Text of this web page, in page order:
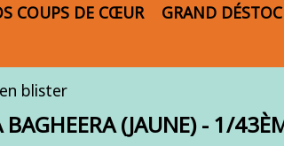
COUPS DE CŒUR
GRAND
blister
(JAUNE) - 1/